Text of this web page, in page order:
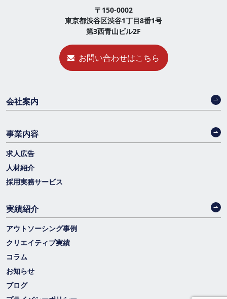
〒150-0002
東京都渋谷区渋谷1丁目8番1号
第3西青山ビル2F
お問い合わせはこちら
会社案内
事業内容
求人広告
人材紹介
採用実務サービス
実績紹介
アウトソーシング事例
クリエイティブ実績
コラム
お知らせ
ブログ